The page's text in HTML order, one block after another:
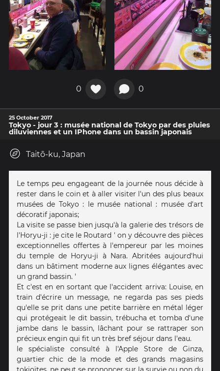
0 0
25 October 2017
Tokyo - jour 3 : musée national de Tokyo par des pluies
diluviennes et un IPhone dans un bassin japonais
Taitō-ku, Japan
Le temps peu engageant de la journée nous décide à
rester dans le coin et à aller visiter l'un des plus beaux
musées de Tokyo : le musée national : musée d'art
décoratif japonais;
La visite se passe bien jusqu'à la galerie des trésors de
l'Horyu-ji : je cite le Routard ' on y découvre des pièces
exceptionnelles offertes à l'empereur par les moines
du temple de Horyu-ji à Nara. Abritées aujourd'hui
dans un bâtiment moderne aux lignes élégantes avec
un grand bassin. '
Et c'est en en sortant que l'accident arriva: Louise, en
train d'écrire un message, ne regarda pas ses pieds
qu'elle se prit dans une petite barrière en métal léger
qui protégeait le dit bassin, trébucha et tomba d'une
jambe dans le bassin, lâchant pour se rattraper son
précieux engin qui fit un très bref séjour dans l'eau.
le spécialiste consulté à l'Apple Store de Ginza,
guartier chic de la mode et des grands magasins